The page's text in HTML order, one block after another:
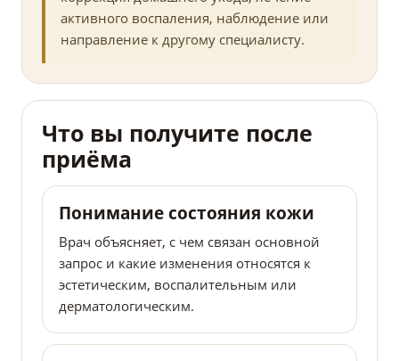
активного воспаления, наблюдение или
направление к другому специалисту.
Что вы получите после
приёма
Понимание состояния кожи
Врач объясняет, с чем связан основной
запрос и какие изменения относятся к
эстетическим, воспалительным или
дерматологическим.